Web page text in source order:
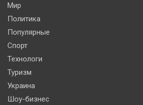
Мир
Политика
Популярные
Спорт
Технологи
Туризм
Украина
Шоу-бизнес